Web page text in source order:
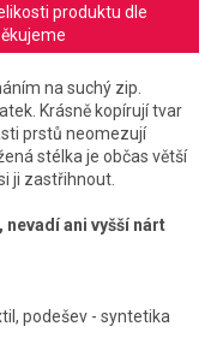
produktu dle
na suchý zip.
Krásně kopírují tvar
prstů neomezují
stélka je občas větší
ji zastřihnout.
ani vyšší nárt
podešev - syntetika